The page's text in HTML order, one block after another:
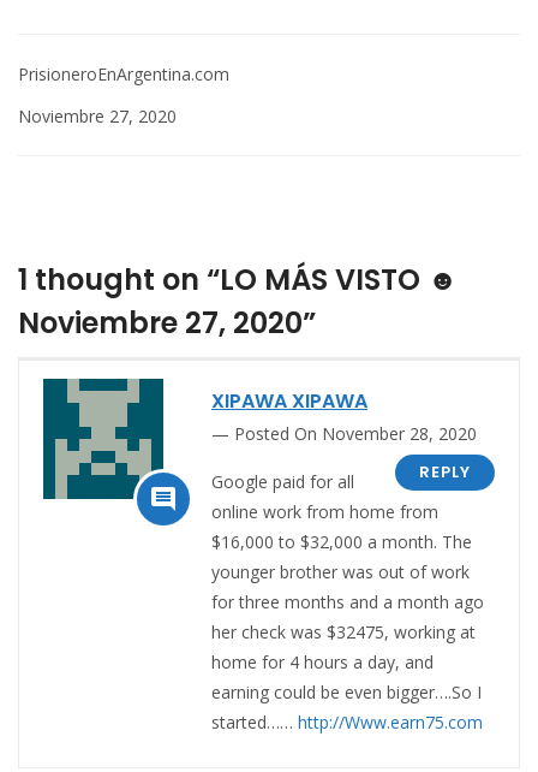
PrisioneroEnArgentina.com
Noviembre 27, 2020
1 thought on “LO MÁS VISTO ☻
Noviembre 27, 2020”

XIPAWA XIPAWA
Posted On November 28, 2020
REPLY
Google paid for all
online work from home from
$16,000 to $32,000 a month. The
younger brother was out of work
for three months and a month ago
her check was $32475, working at
home for 4 hours a day, and
earning could be even bigger….So I
started…… http://Www.earn75.com